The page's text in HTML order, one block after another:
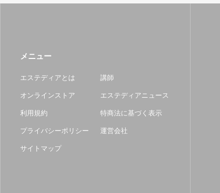
メニュー
エステディアとは 講師
オンラインストア エステディアニュース
利用規約 特商法に基づく表示
プライバシーポリシー 運営会社
サイトマップ